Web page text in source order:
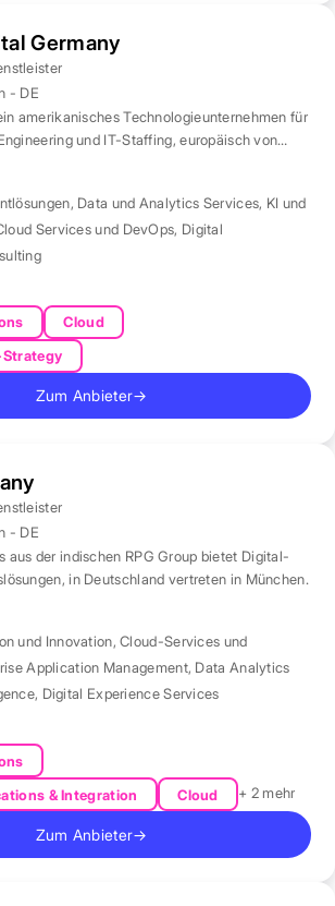
Germany
- DE
amerikanisches Technologieunternehmen für
und IT-Staffing, europäisch von
, Data und Analytics Services, KI und
Services und DevOps, Digital
Cloud
Strategy
Zum Anbieter→
- DE
aus der indischen RPG Group bietet Digital-
in Deutschland vertreten in München.
und Innovation,Cloud-Services und
Application Management, Data Analytics
, Digital Experience Services
& Integration
Cloud + 2 mehr
Zum Anbieter→